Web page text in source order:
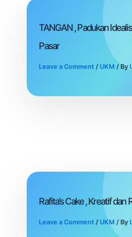
TANGAN , Padukan
Pasar
Leave a Comment / UKM / By
Rafita’s Cake , Kreatif dan
Leave a Comment / UKM / By